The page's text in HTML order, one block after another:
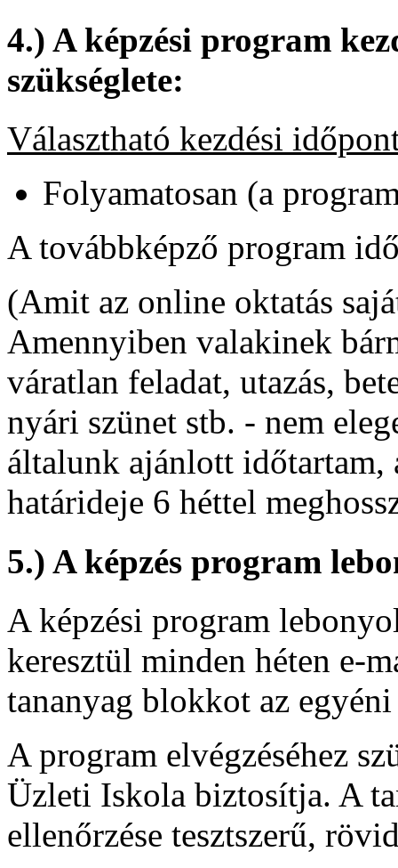
4.) A képzési program
szükséglete:
Választható kezdési
Folyamatosan (a
A továbbképző program
(Amit az online oktatás
Amennyiben valakinek
váratlan feladat, utazás,
nyári szünet stb. - nem
általunk ajánlott időtartam,
határideje 6 héttel
5.) A képzés program
A képzési program
keresztül minden héten e-
tananyag blokkot az
A program elvégzéséhez
Üzleti Iskola biztosítja. A
ellenőrzése tesztszerű,